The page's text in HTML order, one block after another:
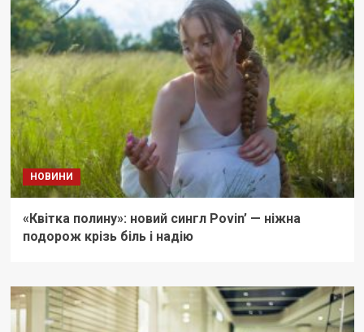
НОВИНИ
«Квітка полину»: новий сингл Povin’ — ніжна
подорож крізь біль і надію